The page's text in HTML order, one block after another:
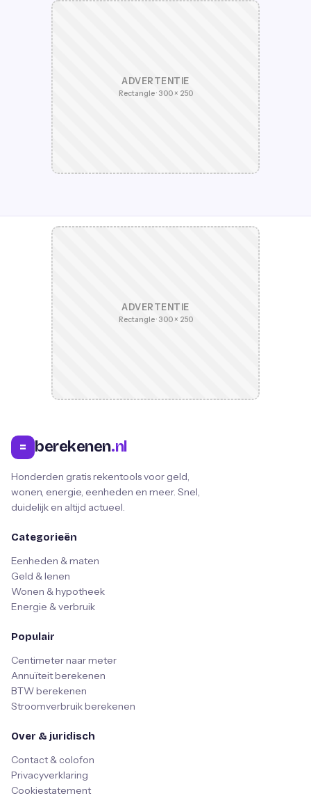
ADVERTENTIE
Rectangle · 300 × 250
ADVERTENTIE
Rectangle · 300 × 250
= berekenen.nl
Honderden gratis rekentools voor geld,
wonen, energie, eenheden en meer. Snel,
duidelijk en altijd actueel.
Categorieën
Eenheden & maten
Geld & lenen
Wonen & hypotheek
Energie & verbruik
Populair
Centimeter naar meter
Annuïteit berekenen
BTW berekenen
Stroomverbruik berekenen
Over & juridisch
Contact & colofon
Privacyverklaring
Cookiestatement